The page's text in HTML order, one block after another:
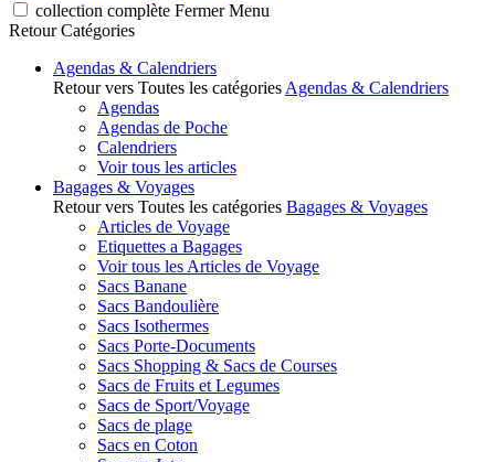
collection complète Fermer Menu
Retour Catégories
Agendas & Calendriers
Retour vers Toutes les catégories Agendas & Calendriers
Agendas
Agendas de Poche
Calendriers
Voir tous les articles
Bagages & Voyages
Retour vers Toutes les catégories Bagages & Voyages
Articles de Voyage
Etiquettes a Bagages
Voir tous les Articles de Voyage
Sacs Banane
Sacs Bandoulière
Sacs Isothermes
Sacs Porte-Documents
Sacs Shopping & Sacs de Courses
Sacs de Fruits et Legumes
Sacs de Sport/Voyage
Sacs de plage
Sacs en Coton